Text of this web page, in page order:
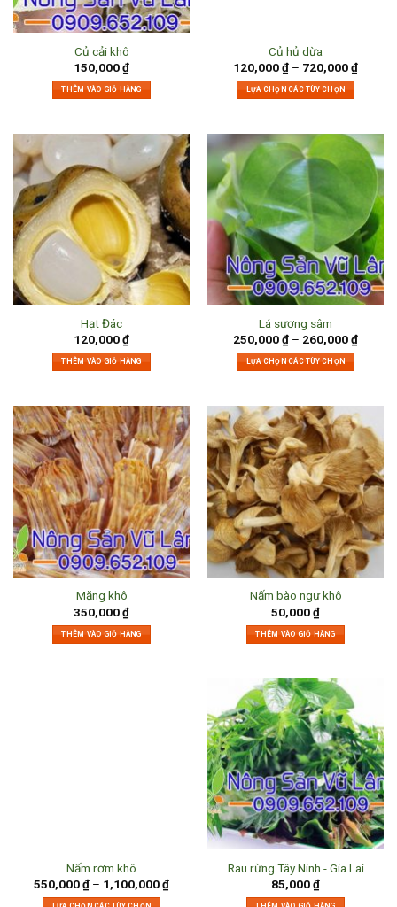
Củ cải khô
150,000₫
THÊM VÀO GIỎ HÀNG
Củ hủ dừa
120,000₫ – 720,000₫
LỰA CHỌN CÁC TÙY CHỌN
Hạt Đác
120,000₫
THÊM VÀO GIỎ HÀNG
Lá sương sâm
250,000₫ – 260,000₫
LỰA CHỌN CÁC TÙY CHỌN
Măng khô
350,000₫
THÊM VÀO GIỎ HÀNG
Nấm bào ngư khô
50,000₫
THÊM VÀO GIỎ HÀNG
Nấm rơm khô
550,000₫ – 1,100,000₫
Rau rừng Tây Ninh - Gia Lai
85,000₫